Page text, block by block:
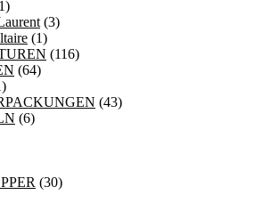
(3)
(1)
(116)
(64)
(43)
(6)
(30)